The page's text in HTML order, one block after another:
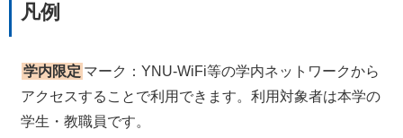
凡例
学内限定 マーク：YNU-WiFi等の学内ネットワークから
アクセスすることで利用できます。利用対象者は本学の
学生・教職員です。